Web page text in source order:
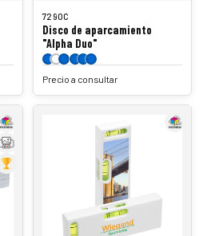
7290C
Disco de aparcamiento
"Alpha Duo"
Precio a consultar